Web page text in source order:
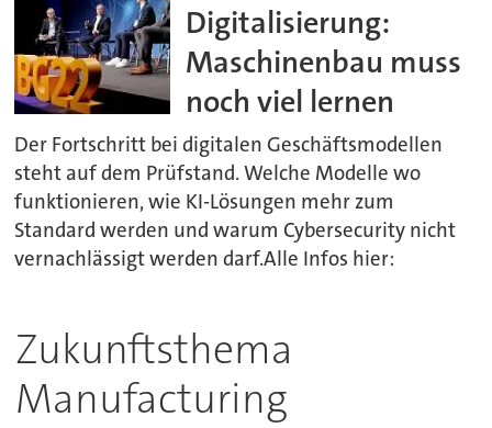
Digitalisierung:
Maschinenbau muss
noch viel lernen
Der Fortschritt bei digitalen Geschäftsmodellen
steht auf dem Prüfstand. Welche Modelle wo
funktionieren, wie KI-Lösungen mehr zum
Standard werden und warum Cybersecurity nicht
vernachlässigt werden darf.Alle Infos hier:
Zukunftsthema
Manufacturing